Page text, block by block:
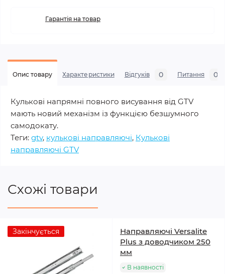
Гарантія на товар
Опис товару Характеристики Відгуків 0 Питання 0
Кулькові напрямні повного висування від GTV
мають новий механізм із функцією безшумного
самодокату.
Теги: gtv, кулькові направляючi, Кулькові
направляючi GTV
Схожі товари
Закінчується
Направляючі Versalite
Plus з доводчиком 250
мм
В наявності